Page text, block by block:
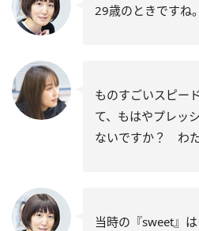
29歳のときですね。
ものすごいスピー
て、もはやプレッ
ないですか？ わた
当時の『sweet』